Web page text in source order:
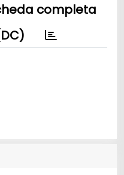
completa